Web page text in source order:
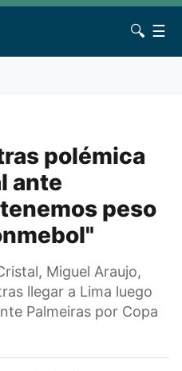
🔍 ☰
polémica
ante
peso
Miguel Araujo,
llegar a Lima luego
Palmeiras por Copa